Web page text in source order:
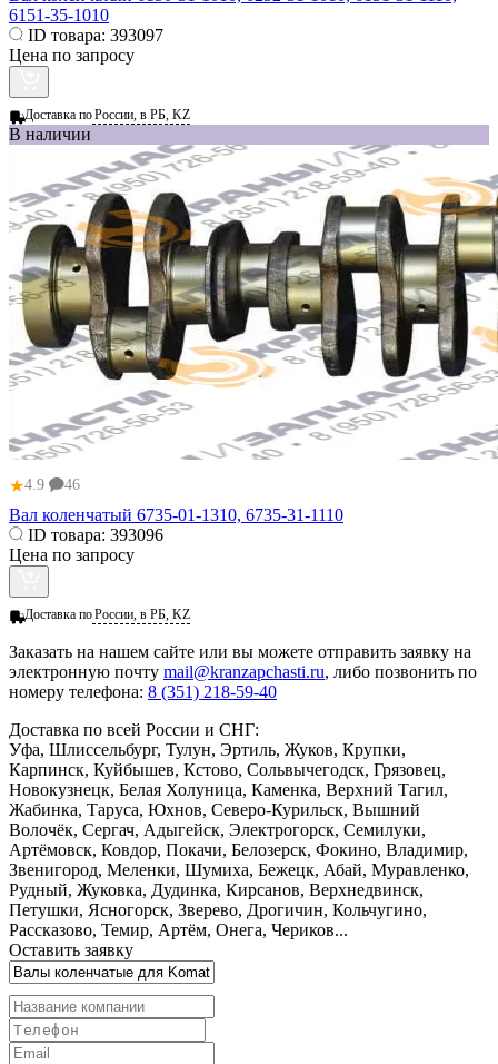
6151-35-1010
ID товара: 393097
Цена по запросу
Доставка поРоссии, в РБ, KZ
В наличии
★4.9 46
Вал коленчатый 6735-01-1310, 6735-31-1110
ID товара: 393096
Цена по запросу
Доставка поРоссии, в РБ, KZ
Заказать на нашем сайте или вы можете отправить заявку на
электронную почту mail@kranzapchasti.ru, либо позвонить по
номеру телефона: 8 (351) 218-59-40
Доставка по всей России и СНГ:
Уфа, Шлиссельбург, Тулун, Эртиль, Жуков, Крупки,
Карпинск, Куйбышев, Кстово, Сольвычегодск, Грязовец,
Новокузнецк, Белая Холуница, Каменка, Верхний Тагил,
Жабинка, Таруса, Юхнов, Северо-Курильск, Вышний
Волочёк, Сергач, Адыгейск, Электрогорск, Семилуки,
Артёмовск, Ковдор, Покачи, Белозерск, Фокино, Владимир,
Звенигород, Меленки, Шумиха, Бежецк, Абай, Муравленко,
Рудный, Жуковка, Дудинка, Кирсанов, Верхнедвинск,
Петушки, Ясногорск, Зверево, Дрогичин, Кольчугино,
Рассказово, Темир, Артём, Онега, Чериков...
Оставить заявку